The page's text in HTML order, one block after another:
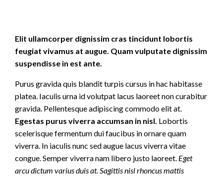
Elit ullamcorper dignissim cras tincidunt lobortis
feugiat vivamus at augue. Quam vulputate dignissim
suspendisse in est ante.
Purus gravida quis blandit turpis cursus in hac habitasse
platea. Iaculis urna id volutpat lacus laoreet non curabitur
gravida. Pellentesque adipiscing commodo elit at.
Egestas purus viverra accumsan in nisl. Lobortis
scelerisque fermentum dui faucibus in ornare quam
viverra. In iaculis nunc sed augue lacus viverra vitae
congue. Semper viverra nam libero justo laoreet. Eget
arcu dictum varius duis at. Sagittis nisl rhoncus mattis